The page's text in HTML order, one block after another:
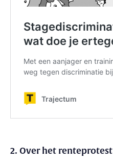
2. Over het renteprotest